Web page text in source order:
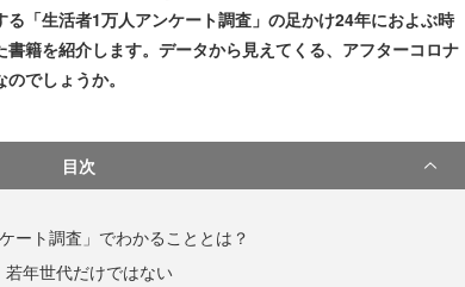
「生活者1万人アンケート調査」の足かけ24年におよぶ時
籍を紹介します。データから見えてくる、アフターコロナ
でしょうか。
目次
ート調査」でわかることとは？
年世代だけではない